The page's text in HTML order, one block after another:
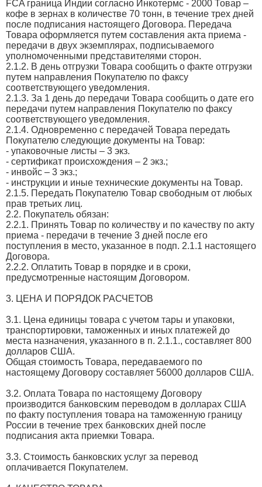
FCA граница Индии согласно Инкотермс - 2000 Товар –
кофе в зернах в количестве 70 тонн, в течение трех дней
после подписания настоящего Договора. Передача
Товара оформляется путем составления акта приема -
передачи в двух экземплярах, подписываемого
уполномоченными представителями сторон.
2.1.2. В день отгрузки Товара сообщить о факте отгрузки
путем направления Покупателю по факсу
соответствующего уведомления.
2.1.3. За 1 день до передачи Товара сообщить о дате его
передачи путем направления Покупателю по факсу
соответствующего уведомления.
2.1.4. Одновременно с передачей Товара передать
Покупателю следующие документы на Товар:
- упаковочные листы – 3 экз.
- сертификат происхождения – 2 экз.;
- инвойс – 3 экз.;
- инструкции и иные технические документы на Товар.
2.1.5. Передать Покупателю Товар свободным от любых
прав третьих лиц.
2.2. Покупатель обязан:
2.2.1. Принять Товар по количеству и по качеству по акту
приема - передачи в течение 3 дней после его
поступления в место, указанное в подп. 2.1.1 настоящего
Договора.
2.2.2. Оплатить Товар в порядке и в сроки,
предусмотренные настоящим Договором.
3. ЦЕНА И ПОРЯДОК РАСЧЕТОВ
3.1. Цена единицы товара с учетом тары и упаковки,
транспортировки, таможенных и иных платежей до
места назначения, указанного в п. 2.1.1., составляет 800
долларов США.
Общая стоимость Товара, передаваемого по
настоящему Договору составляет 56000 долларов США.
3.2. Оплата Товара по настоящему Договору
производится банковским переводом в долларах США
по факту поступления товара на таможенную границу
России в течение трех банковских дней после
подписания акта приемки Товара.
3.3. Стоимость банковских услуг за перевод
оплачивается Покупателем.